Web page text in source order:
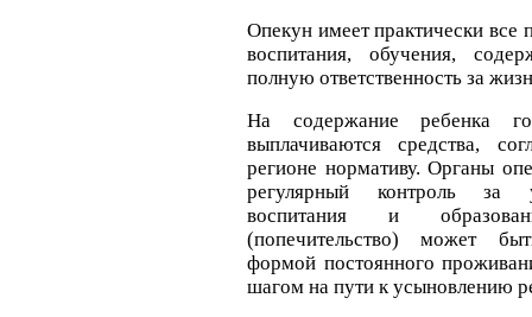
Опекун имеет практически все
воспитания, обучения,
полную ответственность за
На содержание ребенка
выплачиваются средства,
регионе нормативу. Органы
регулярный контроль за
воспитания и
(попечительство) может
формой постоянного
шагом на пути к усыновлению